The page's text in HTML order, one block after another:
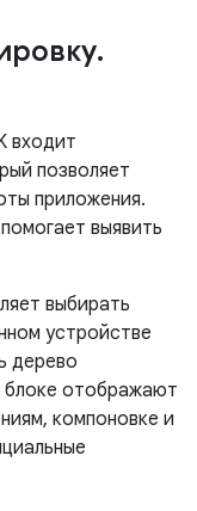
.
входит
позволяет
приложения.
выявить
выбирать
устройстве
дерево
отображают
компоновке и